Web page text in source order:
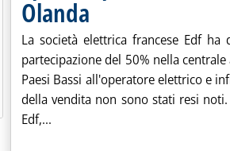
Olanda
La società elettrica francese Edf
partecipazione del 50% nella
Paesi Bassi all'operatore elettrico e
della vendita non sono stati resi
Edf,...